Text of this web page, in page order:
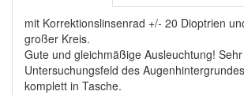
mit Korrektionslinsenrad +/- 20 Dioptrien
großer Kreis.
Gute und gleichmäßige Ausleuchtung!
Untersuchungsfeld des
komplett in Tasche.